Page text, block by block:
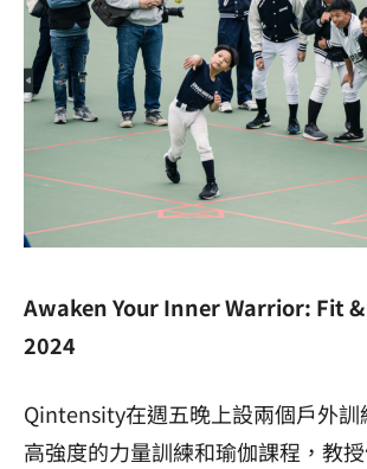
Awaken Your Inner Warrior: Fit
2024
Qintensity在週五晚上設兩個戶外訓
高強度的力量訓練和瑜伽課程，教